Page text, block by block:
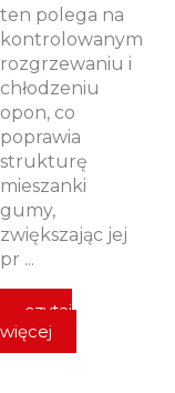
ten polega na
kontrolowanym
rozgrzewaniu i
chłodzeniu
opon, co
poprawia
strukturę
mieszanki
gumy,
zwiększając jej
pr ...
czytaj
więcej